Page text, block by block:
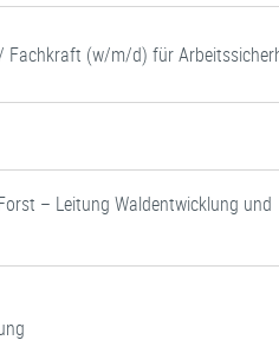
Fachkraft (w/m/d) für
– Leitung Waldentwicklung und